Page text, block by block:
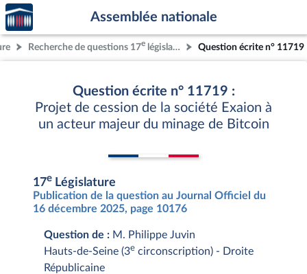
Aller au contenu
Aller en bas de la page
Accèder
à la
page
d'accueil
Assemblée nationale
Recherche de questions 17e législature Question écrite n° 11719
Question écrite n° 11719 :
Projet de cession de la société Exaion à
un acteur majeur du minage de Bitcoin
17e Législature
Publication de la question au Journal Officiel du
16 décembre 2025, page 10176
Question de : M. Philippe Juvin
Hauts-de-Seine (3e circonscription) - Droite
Républicaine